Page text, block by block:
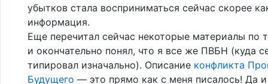
убытков стала восприниматься сейчас скорее
информация.
Еще перечитал сейчас некоторые материалы по
и окончательно понял, что я все же ПВБН (куда
типировал изначально). Описание конфликта
Будущего — это прямо как с меня писалось! Да и